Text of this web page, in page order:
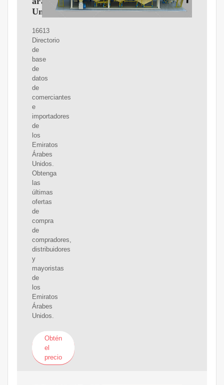
Unidos
16613
Directorio
de
base
de
datos
de
comerciantes
e
importadores
de
los
Emiratos
Árabes
Unidos.
Obtenga
las
últimas
ofertas
de
compra
de
compradores,
distribuidores
y
mayoristas
de
los
Emiratos
Árabes
Unidos.
Obtén
el
precio